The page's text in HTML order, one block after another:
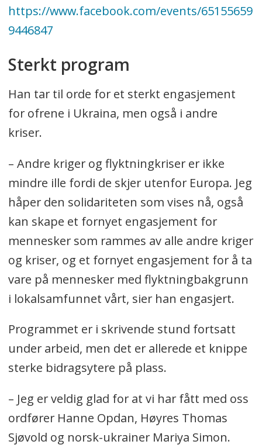
https://www.facebook.com/events/65155659
9446847
Sterkt program
Han tar til orde for et sterkt engasjement
for ofrene i Ukraina, men også i andre
kriser.
– Andre kriger og flyktningkriser er ikke
mindre ille fordi de skjer utenfor Europa. Jeg
håper den solidariteten som vises nå, også
kan skape et fornyet engasjement for
mennesker som rammes av alle andre kriger
og kriser, og et fornyet engasjement for å ta
vare på mennesker med flyktningbakgrunn
i lokalsamfunnet vårt, sier han engasjert.
Programmet er i skrivende stund fortsatt
under arbeid, men det er allerede et knippe
sterke bidragsytere på plass.
– Jeg er veldig glad for at vi har fått med oss
ordfører Hanne Opdan, Høyres Thomas
Sjøvold og norsk-ukrainer Mariya Simon.